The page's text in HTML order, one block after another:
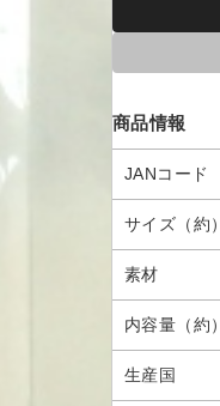
商品情報
JANコード
サイズ（約）
素材
内容量（約）
生産国